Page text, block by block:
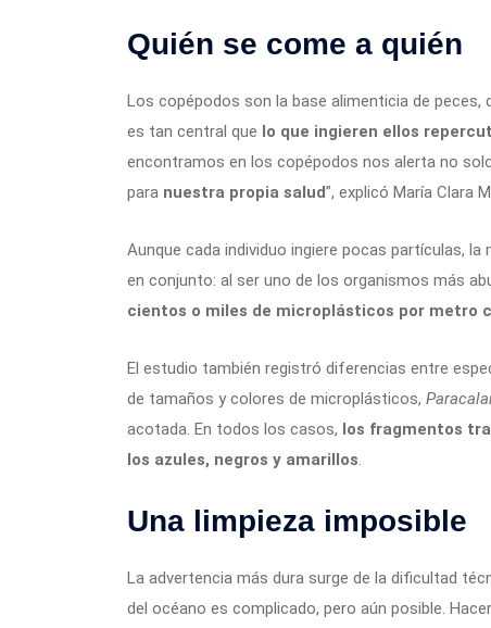
Quién se come a quién
Los copépodos son la base alimenticia de
es tan central que lo que ingieren ellos
encontramos en los copépodos nos alerta no
para nuestra propia salud”, explicó María Clara
Aunque cada individuo ingiere pocas partículas,
en conjunto: al ser uno de los organismos más
cientos o miles de microplásticos por metro
El estudio también registró diferencias entre
de tamaños y colores de microplásticos,
acotada. En todos los casos, los fragmentos
los azules, negros y amarillos.
Una limpieza imposible
La advertencia más dura surge de la dificultad
del océano es complicado, pero aún posible.